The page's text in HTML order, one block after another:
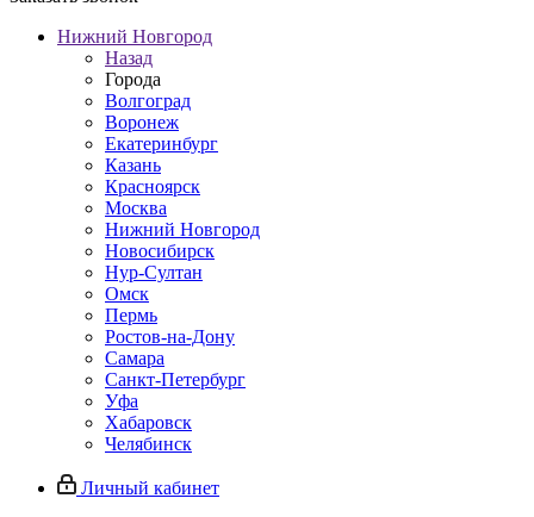
Нижний Новгород
Назад
Города
Волгоград
Воронеж
Екатеринбург
Казань
Красноярск
Москва
Нижний Новгород
Новосибирск
Нур-Султан
Омск
Пермь
Ростов-на-Дону
Самара
Санкт-Петербург
Уфа
Хабаровск
Челябинск
Личный кабинет